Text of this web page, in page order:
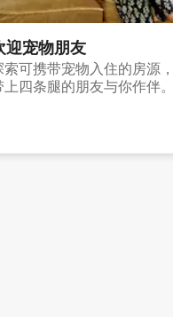
迎宠物朋友
索可携带宠物入住的房源，
上四条腿的朋友与你作伴。